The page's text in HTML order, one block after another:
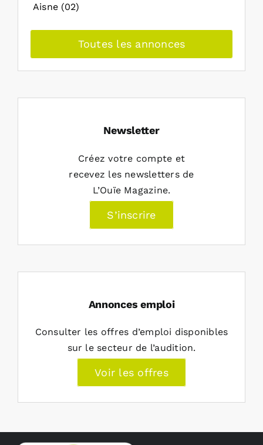
Aisne (02)
Toutes les annonces
Newsletter
Créez votre compte et
recevez les newsletters de
L’Ouïe Magazine.
S’inscrire
Annonces emploi
Consulter les offres d’emploi disponibles
sur le secteur de l’audition.
Voir les offres